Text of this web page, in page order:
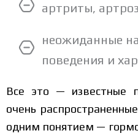
артриты,
неожиданные
поведения и
Все это — известные
очень
одним понятием —